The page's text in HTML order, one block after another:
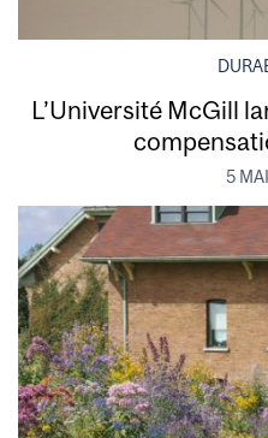
L’Université McGill
5